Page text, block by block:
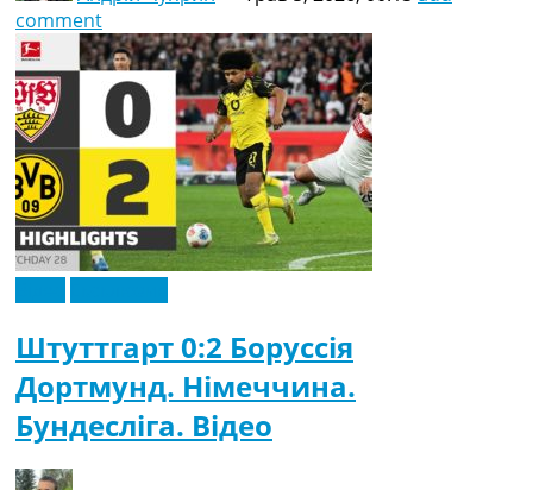
comment
Штуттгарт 0:2 Боруссія
Дортмунд. Німеччина.
Бундесліга. Відео